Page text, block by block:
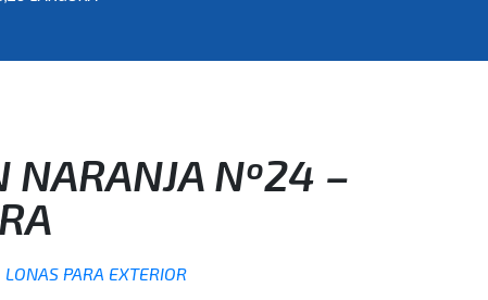
NARANJA Nº24 –
LONAS PARA EXTERIOR